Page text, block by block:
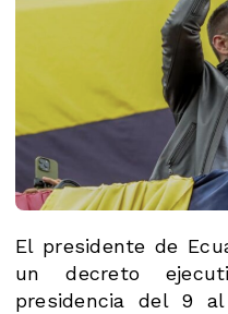
El presidente de
un decreto
presidencia del 9